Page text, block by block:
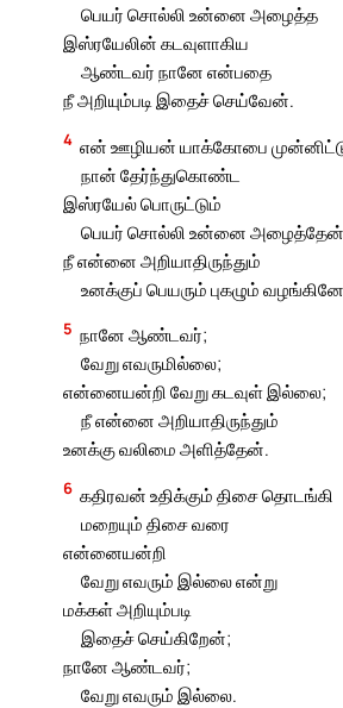
பெயர் சொல்லி உன்னை அழைத்த
இஸ்ரயேலின் கடவுளாகிய
ஆண்டவர் நானே என்பதை
நீ அறியும்படி இதைச் செய்வேன்.
4 என் ஊழியன் யாக்கோபை
நான் தேர்ந்துகொண்ட
இஸ்ரயேல் பொருட்டும்
பெயர் சொல்லி உன்னை
நீ என்னை அறியாதிருந்தும்
உனக்குப் பெயரும் புகழும்
5 நானே ஆண்டவர்;
வேறு எவருமில்லை;
என்னையன்றி வேறு கடவுள் இல்லை;
நீ என்னை அறியாதிருந்தும்
உனக்கு வலிமை அளித்தேன்.
6 கதிரவன் உதிக்கும் திசை தொடங்கி
மறையும் திசை வரை
என்னையன்றி
வேறு எவரும் இல்லை என்று
மக்கள் அறியும்படி
இதைச் செய்கிறேன்;
நானே ஆண்டவர்;
வேறு எவரும் இல்லை.